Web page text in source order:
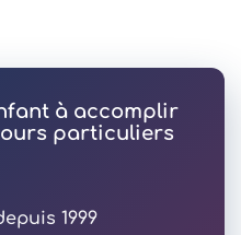
à accomplir
particuliers
1999